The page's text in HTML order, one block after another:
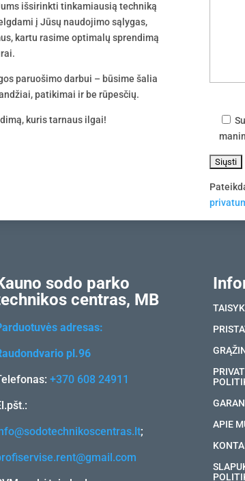
išsirinkti tinkamiausią techniką
į Jūsų naudojimo sąlygas,
kartu rasime optimalų sprendimą
paruošimo darbui – būsime šalia
patikimai ir be rūpesčių.
kuris tarnaus ilgai!
sodo parko
centras, MB
adresas:
pl.96
+370 608 24911
;
APIE